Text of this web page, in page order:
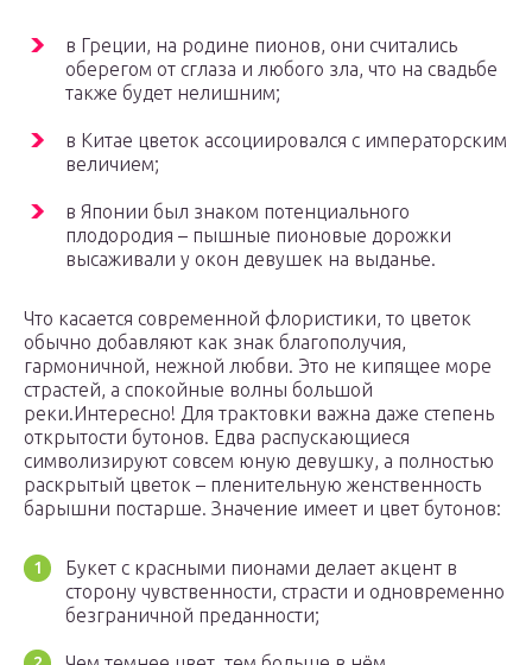
в Греции, на родине пионов, они считались
оберегом от сглаза и любого зла, что на свадьбе
также будет нелишним;
в Китае цветок ассоциировался с императорским
величием;
в Японии был знаком потенциального
плодородия – пышные пионовые дорожки
высаживали у окон девушек на выданье.
Что касается современной флористики, то цветок
обычно добавляют как знак благополучия,
гармоничной, нежной любви. Это не кипящее море
страстей, а спокойные волны большой
реки.Интересно! Для трактовки важна даже степень
открытости бутонов. Едва распускающиеся
символизируют совсем юную девушку, а полностью
раскрытый цветок – пленительную женственность
барышни постарше. Значение имеет и цвет бутонов:
Букет с красными пионами делает акцент в
сторону чувственности, страсти и одновременно
безграничной преданности;